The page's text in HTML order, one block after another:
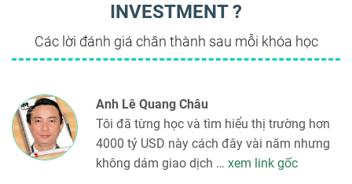
INVESTMENT ?
Các lời đánh giá chân thành sau mỗi khóa học
Anh Lê Quang Châu
Tôi đã từng học và tìm hiểu thị trường hơn
4000 tỷ USD này cách đây vài năm nhưng
không dám giao dịch … xem link gốc